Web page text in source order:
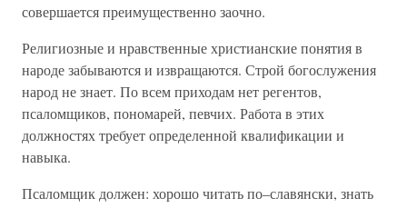
совершается преимущественно заочно.
Религиозные и нравственные христианские понятия в
народе забываются и извращаются. Строй богослужения
народ не знает. По всем приходам нет регентов,
псаломщиков, пономарей, певчих. Работа в этих
должностях требует определенной квалификации и
навыка.
Псаломщик должен: хорошо читать по–славянски, знать